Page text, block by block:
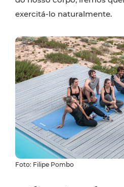
exercitá-lo naturalmente.
Foto: Filipe Pombo